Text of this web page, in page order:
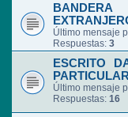
Último mensaje
Respuestas: 3
ESCRITO
Último mensaje
Respuestas: 16